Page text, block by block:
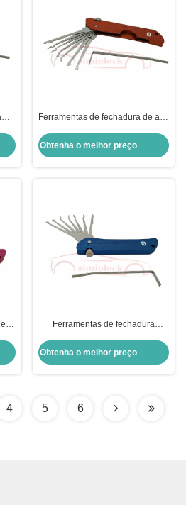
Ferramentas de fechadura de aço
dobrável 7 em 1 Ferramentas de
fechadura
Obtenha o melhor preço
Ferramentas de fechadura
fechadura Haoshi Fold
Ferramentas de fechadura (azul)
Obtenha o melhor preço
4 5 6